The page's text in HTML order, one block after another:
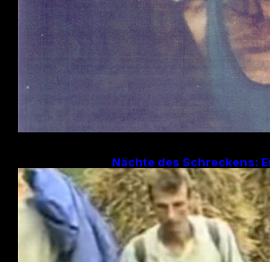
Nächte des Schreckens:
erzählt von den Julitagen